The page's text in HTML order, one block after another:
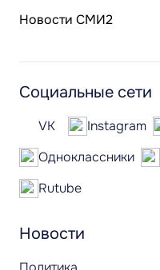
Новости СМИ2
Новости
Социальные сети
VK Instagram
Одноклассники
Rutube